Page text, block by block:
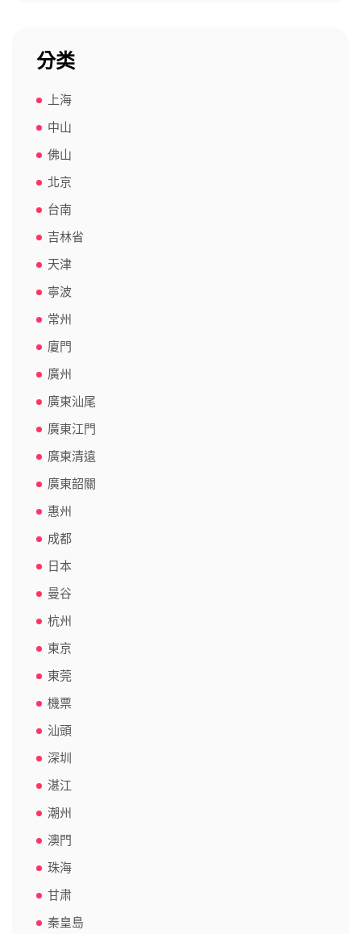
分类
上海
中山
佛山
北京
台南
吉林省
天津
寧波
常州
廈門
廣州
廣東汕尾
廣東江門
廣東清遠
廣東韶關
惠州
成都
日本
曼谷
杭州
東京
東莞
機票
汕頭
深圳
湛江
潮州
澳門
珠海
甘肃
秦皇島